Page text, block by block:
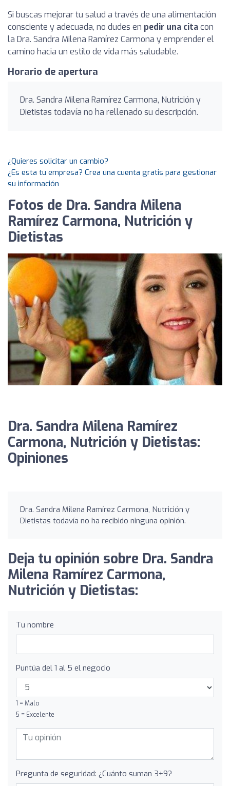
Si buscas mejorar tu salud a través de una alimentación
consciente y adecuada, no dudes en pedir una citacon
la Dra. Sandra Milena Ramírez Carmona y emprender el
camino hacia un estilo de vida más saludable.
Horario de apertura
Dra. Sandra Milena Ramírez Carmona, Nutrición y
Dietistas todavía no ha rellenado su descripción.
¿Quieres solicitar un cambio?
¿Es esta tu empresa? Crea una cuenta gratis para gestionar
su información
Fotos de Dra. Sandra Milena
Ramírez Carmona, Nutrición y
Dietistas
Dra. Sandra Milena Ramírez
Carmona, Nutrición y Dietistas:
Opiniones
Dra. Sandra Milena Ramírez Carmona, Nutrición y
Dietistas todavía no ha recibido ninguna opinión.
Deja tu opinión sobre Dra. Sandra
Milena Ramírez Carmona,
Nutrición y Dietistas:
Tu nombre
Puntúa del 1 al 5 el negocio
1 = Malo
5 = Excelente
Pregunta de seguridad: ¿Cuánto suman 3+9?